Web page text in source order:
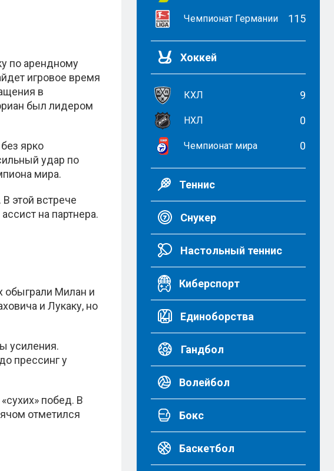
по арендному
игровое время
в
был лидером
ярко
удар по
мира.
этой встрече
на партнера.
обыграли Милан и
и Лукаку, но
усиления.
прессинг у
побед. В
отметился
Чемпионат Германии 115
Хоккей
КХЛ 9
НХЛ 0
Чемпионат мира 0
Теннис
Снукер
Настольный теннис
Киберспорт
Единоборства
Гандбол
Волейбол
Бокс
Баскетбол